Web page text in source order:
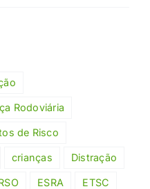
Rodoviária
de Risco
crianças Distração
ESRA ETSC